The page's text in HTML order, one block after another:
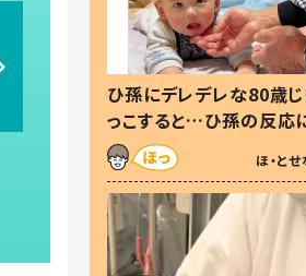
ひ孫にデレデレな80歳じ
っこすると…ひ孫の反応
した」「可愛くて仕方ない」
ほ・と